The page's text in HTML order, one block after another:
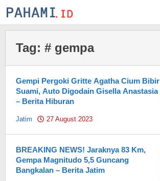
Skip
to
Tag: # gempa
Gempi Pergoki Gritte Agatha Cium Bibir
Suami, Auto Digodain Gisella Anastasia
– Berita Hiburan
Jatim 27 August 2023
BREAKING NEWS! Jaraknya 83 Km,
Gempa Magnitudo 5,5 Guncang
Bangkalan – Berita Jatim